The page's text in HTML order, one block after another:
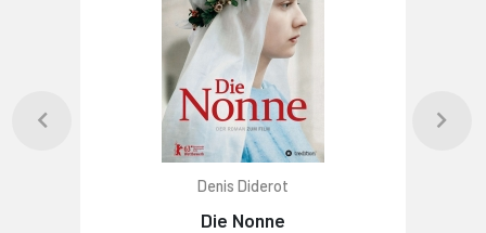
Denis Diderot
Die Nonne